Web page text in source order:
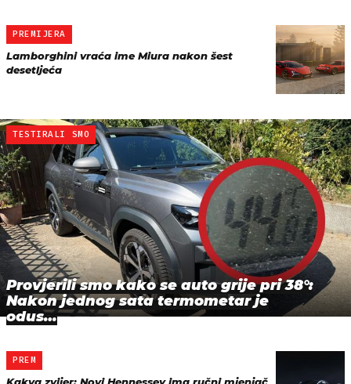
PREMIJERA
Lamborghini vraća ime Miura nakon šest
desetljeća
TESTIRALI SMO
Provjerili smo kako se auto grije pri 38°:
Nakon jednog sata termometar je
odus…
PREM